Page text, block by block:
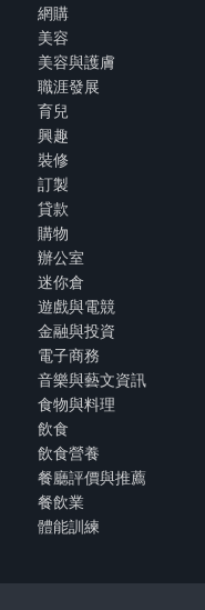
網購
美容
美容與護膚
職涯發展
育兒
興趣
裝修
訂製
貸款
購物
辦公室
迷你倉
遊戲與電競
金融與投資
電子商務
音樂與藝文資訊
食物與料理
飲食
飲食營養
餐廳評價與推薦
餐飲業
體能訓練